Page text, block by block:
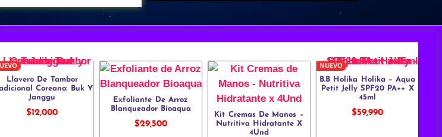
Llavero De Tambor
Coreano: Buk Y
Janggu
$12,000
Exfoliante De Arroz
Blanqueador Bioaqua
$29,500
Kit Cremas De Manos –
Nutritiva Hidratante X
4Und
NUEVO
B.B Holika Holika – Aqua
Petit Jelly SPF20 PA++ X
45ml
$59,990